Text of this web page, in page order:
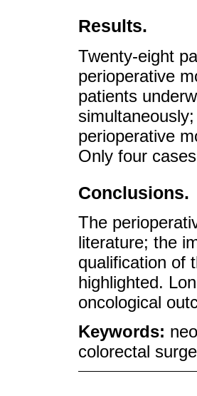
Results.
Twenty-eight
perioperative
patients
perioperative
Only four
Conclusions.
The
literature; the
qualification of
highlighted.
oncological
Keywords:
colorectal